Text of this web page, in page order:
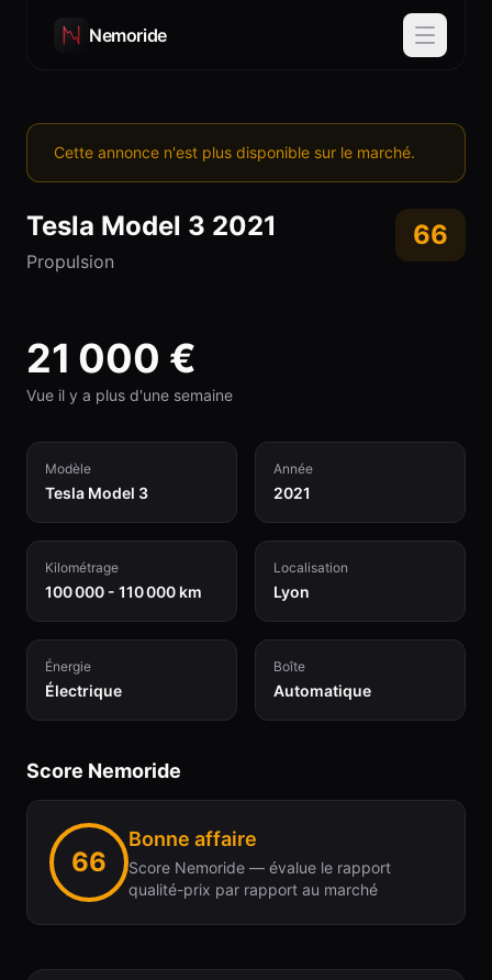
Nemoride
Cette annonce n'est plus disponible sur le marché.
Tesla Model 3 2021
Propulsion
66
21 000 €
Vue il y a plus d'une semaine
Modèle
Tesla Model 3
Année
2021
Kilométrage
100 000 - 110 000 km
Localisation
Lyon
Énergie
Électrique
Boîte
Automatique
Score Nemoride
66
Bonne affaire
Score Nemoride — évalue le rapport
qualité-prix par rapport au marché